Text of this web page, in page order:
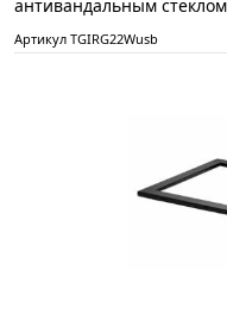
антивандальным
Артикул TGIRG22Wusb